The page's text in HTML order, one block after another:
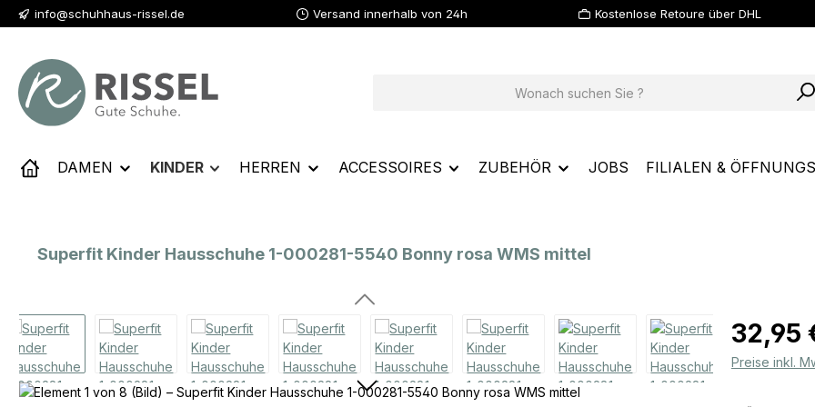
Hauptinhalt springen
Zur Suche springen
Zur Hauptnavigation springen
info@schuhhaus-rissel.de Versand innerhalb von 24h Kostenlose Retoure über DHL
DAMEN KINDER HERREN ACCESSOIRES ZUBEHÖR JOBS FILIALEN &
Superfit Kinder Hausschuhe 1-000281-5540 Bonny rosa WMS mittel
Bildergalerie überspringen Regulärer
32,95
Preise inkl.